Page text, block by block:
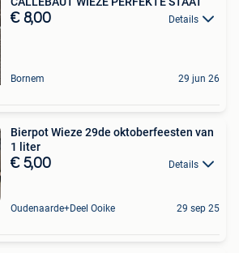
€ 8,00 Details
Bornem 29 jun 26
Bierpot Wieze 29de oktoberfeesten van
1 liter
€ 5,00 Details
Oudenaarde+Deel Ooike 29 sep 25